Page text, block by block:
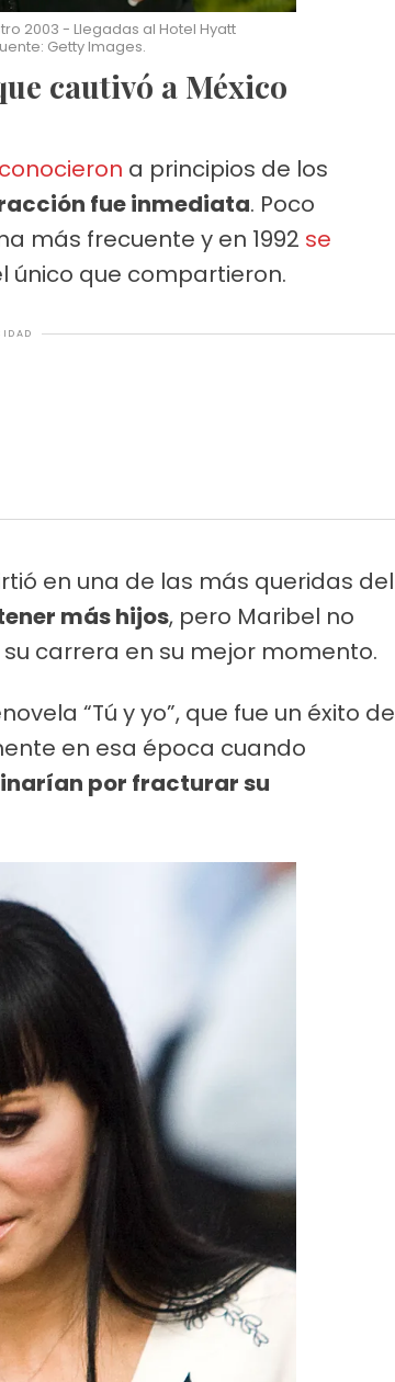
2003 - Llegadas al Hotel Hyatt
Getty Images.
cautivó a México
a principios de los
fue inmediata. Poco
más frecuente y en 1992 se
único que compartieron.
en una de las más queridas del
más hijos, pero Maribel no
carrera en su mejor momento.
“Tú y yo”, que fue un éxito de
en esa época cuando
por fracturar su